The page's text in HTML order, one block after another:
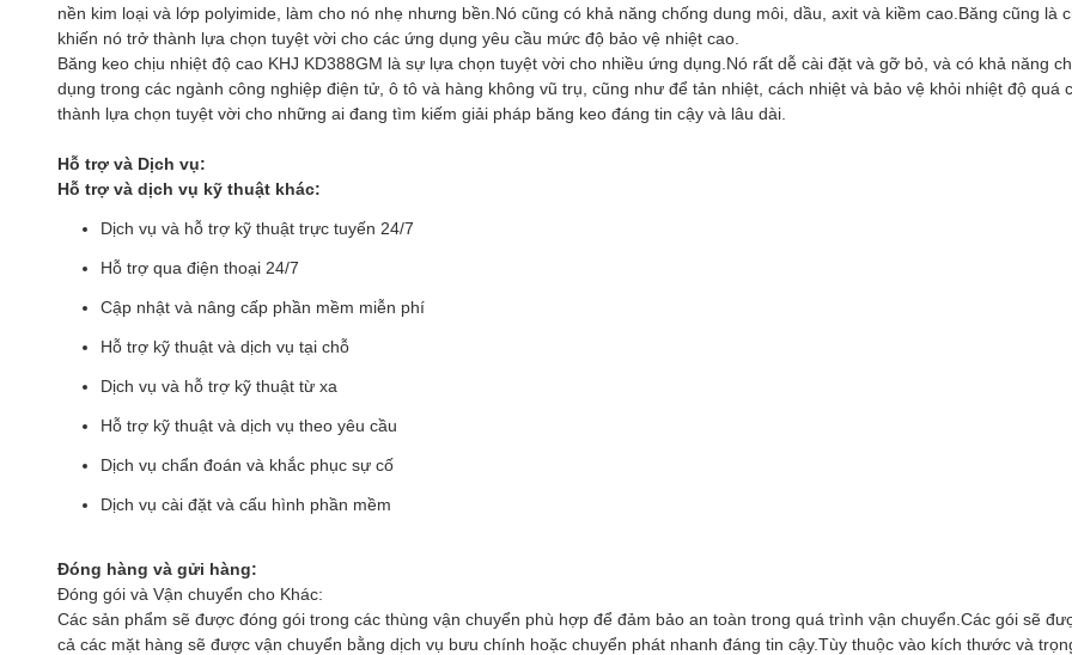
nền kim loại và lớp polyimide, làm cho nó nhẹ nhưng bền.Nó cũng có khả năng chống dung môi, dầu, axit và kiềm cao.Băng cũng
khiến nó trở thành lựa chọn tuyệt vời cho các ứng dụng yêu cầu mức độ bảo vệ nhiệt cao.
Băng keo chịu nhiệt độ cao KHJ KD388GM là sự lựa chọn tuyệt vời cho nhiều ứng dụng.Nó rất dễ cài đặt và gỡ bỏ, và có khả năng
dụng trong các ngành công nghiệp điện tử, ô tô và hàng không vũ trụ, cũng như để tản nhiệt, cách nhiệt và bảo vệ khỏi nhiệt độ
thành lựa chọn tuyệt vời cho những ai đang tìm kiếm giải pháp băng keo đáng tin cậy và lâu dài.
Hỗ trợ và Dịch vụ:
Hỗ trợ và dịch vụ kỹ thuật khác:
Dịch vụ và hỗ trợ kỹ thuật trực tuyến 24/7
Hỗ trợ qua điện thoại 24/7
Cập nhật và nâng cấp phần mềm miễn phí
Hỗ trợ kỹ thuật và dịch vụ tại chỗ
Dịch vụ và hỗ trợ kỹ thuật từ xa
Hỗ trợ kỹ thuật và dịch vụ theo yêu cầu
Dịch vụ chẩn đoán và khắc phục sự cố
Dịch vụ cài đặt và cấu hình phần mềm
Đóng hàng và gửi hàng:
Đóng gói và Vận chuyển cho Khác:
Các sản phẩm sẽ được đóng gói trong các thùng vận chuyển phù hợp để đảm bảo an toàn trong quá trình vận chuyển.Các gói sẽ
cả các mặt hàng sẽ được vận chuyển bằng dịch vụ bưu chính hoặc chuyển phát nhanh đáng tin cậy.Tùy thuộc vào kích thước và